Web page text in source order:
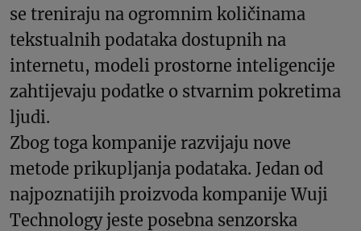
se treniraju na ogromnim količinama
tekstualnih podataka dostupnih na
internetu, modeli prostorne inteligencije
zahtijevaju podatke o stvarnim pokretima
ljudi.
Zbog toga kompanije razvijaju nove
metode prikupljanja podataka. Jedan od
najpoznatijih proizvoda kompanije Wuji
Technology jeste posebna senzorska